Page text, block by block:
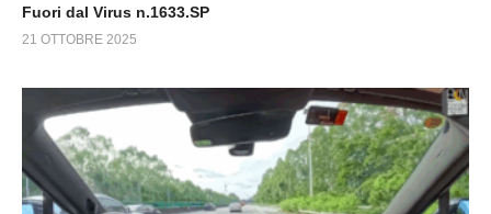
Fuori dal Virus n.1633.SP
21 OTTOBRE 2025